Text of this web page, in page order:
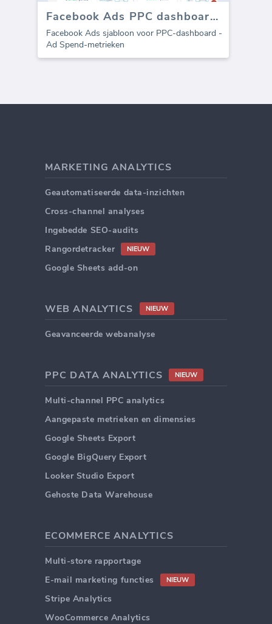
Facebook Ads PPC dashboard - Ad Spend
Facebook Ads sjabloon voor PPC-dashboard -
Ad Spend-metrieken
MARKETING ANALYTICS
Geautomatiseerde data-inzichten
Cross-channel analyses
Ingebedde SEO-audits
Rangordetracker
NIEUW
Google Sheets add-on
WEB ANALYTICS NIEUW
Geavanceerde webanalyse
PPC DATA ANALYTICS NIEUW
Multi-channel PPC analytics
Aangepaste metrieken en dimensies
Google Sheets Export
Google BigQuery Export
Looker Studio Export
Gehoste Data Warehouse
ECOMMERCE ANALYTICS
Multi-store rapportage
E-mail marketing functies
NIEUW
Stripe Analytics
WooCommerce Analytics